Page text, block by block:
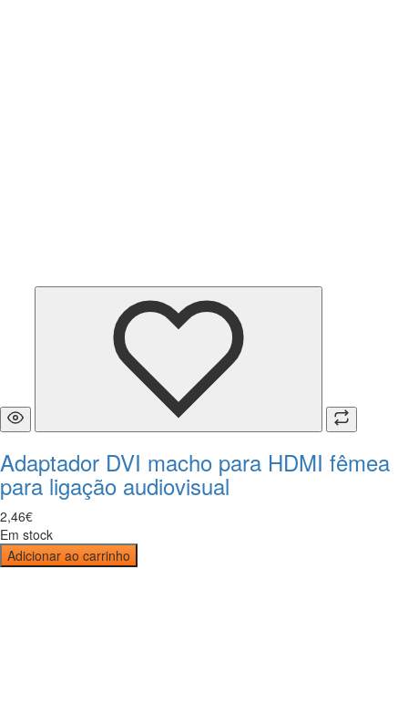
Adaptador DVI macho para HDMI fêmea
para ligação audiovisual
2,46€
Em stock
Adicionar ao carrinho